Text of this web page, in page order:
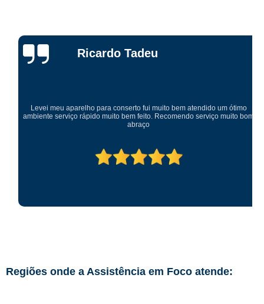
Ricardo Tadeu
Levei meu aparelho para conserto fui muito bem atendido um ótimo
ambiente serviço rápido muito bem feito. Recomendo serviço muito bom
abraço
Regiões onde a Assistência em Foco atende: